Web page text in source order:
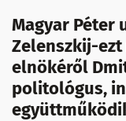
Magyar Péter
Zelenszkij-ezt
elnökéről
politológus,